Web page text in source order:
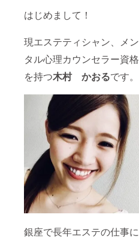
はじめまして！
現エステティシャン、メン
タル心理カウンセラー資格
を持つ木村 かおるです。
銀座で長年エステの仕事に